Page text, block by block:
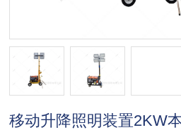
移动升降照明装置2KW